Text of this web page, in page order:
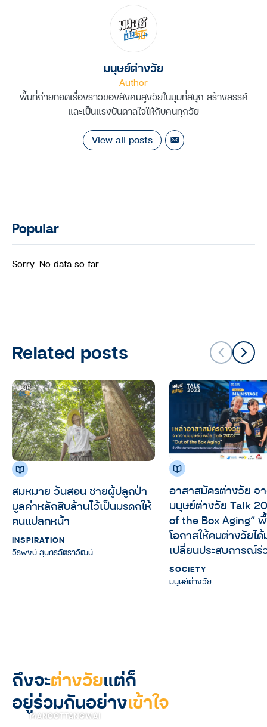
มนุษย์ต่างวัย
Author
พื้นที่ถ่ายทอดเรื่องราวของสังคมสูงวัยในมุมที่สนุก สร้างสรรค์
และเป็นแรงบันดาลใจให้กับคนทุกวัย
View all posts
Popular
Sorry. No data so far.
Related posts
สมหมาย วันสอน ชายผู้ปลูกป่า
มูลค่าหลักสิบล้านไว้เป็นมรดกให้
คนแปลกหน้า
INSPIRATION
วีรพงษ์ สุนทรฉัตราวัฒน์
อาสาสมัครต่างวัย จากงาน
มนุษย์ต่างวัย Talk
of the Box Aging”
โอกาสให้คนต่างวัยไ
เปลี่ยนประสบการณ์ร่
SOCIETY
มนุษย์ต่างวัย
ถึงจะต่างวัยแต่ก็
อยู่ร่วมกันอย่างเข้าใจ
MANOOTTANGWAI